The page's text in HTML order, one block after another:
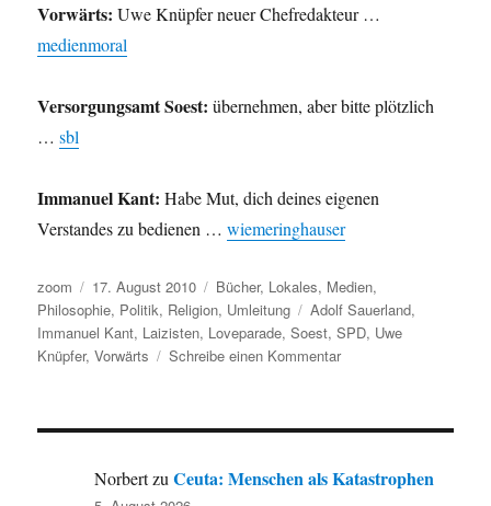
Vorwärts: Uwe Knüpfer neuer Chefredakteur …
medienmoral
Versorgungsamt Soest: übernehmen, aber bitte plötzlich
…sbl
Immanuel Kant: Habe Mut, dich deines eigenen
Verstandes zu bedienen …wiemeringhauser
Autor
zoom
Veröffentlicht
am
17. August 2010 Kategorien
Bücher, Lokales, Medien,
Philosophie, Politik, Religion, Umleitung Schlagwörter
Adolf Sauerland,
Immanuel Kant, Laizisten, Loveparade,Soest,SPD, Uwe
Knüpfer,Vorwärts Schreibe einen Kommentarzu
Adolf
Vorwärts
Laizisten
NorbertzuCeuta: Menschen als Katastrophen